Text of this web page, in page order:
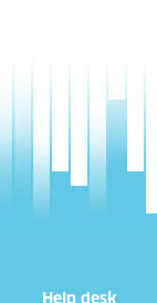
Help desk